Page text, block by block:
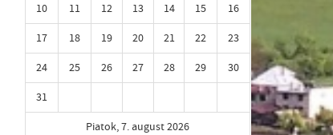
10
11 12 13 14 15
16
17
18 19 20 21 22
23
24
25 26 27 28 29
30
31
Piatok, 7. august 2026